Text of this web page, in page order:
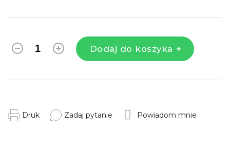
Dodaj do koszyka
Druk Zadaj pytanie Powiadom mnie